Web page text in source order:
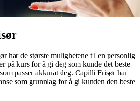
har de største mulighetene til en personlig
på kurs for å gi deg som kunde det beste
passer akkurat deg. Capilli Frisør har
som grunnlag for å gi kunden den beste